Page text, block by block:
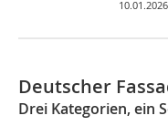
10.01.2026
Deutscher
Drei Kategorien, ein